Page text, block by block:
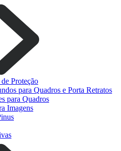
Proteção
para Quadros e Porta Retratos
para Quadros
Imagens